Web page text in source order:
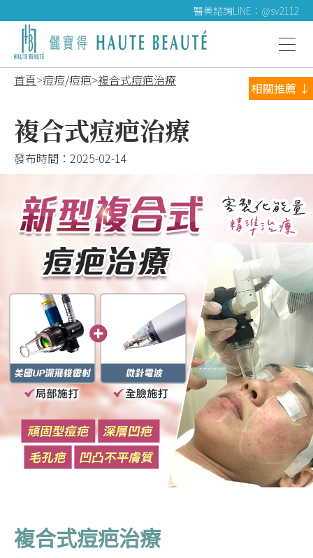
醫美諮詢LINE：@sv2112
首頁 痘痘/痘疤 複合式痘疤治療
複合式痘疤治療
發布時間： 2025-02-14
複合式痘疤治療
相關推薦 ↓